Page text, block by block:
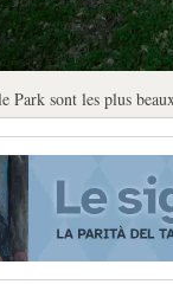
Park sont les plus